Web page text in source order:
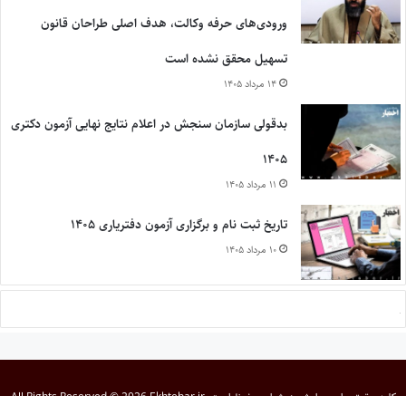
ورودی‌های حرفه وکالت، هدف اصلی طراحان قانون
تسهیل محقق نشده است
۱۴ مرداد ۱۴۰۵
بدقولی سازمان سنجش در اعلام نتایج نهایی آزمون دکتری
۱۴۰۵
۱۱ مرداد ۱۴۰۵
تاریخ ثبت نام و برگزاری آزمون دفتریاری ۱۴۰۵
۱۰ مرداد ۱۴۰۵